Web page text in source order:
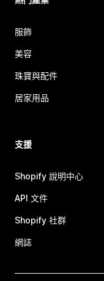
服飾
美容
珠寶與配件
居家用品
支援
Shopify 說明中心
API 文件
Shopify 社群
網誌